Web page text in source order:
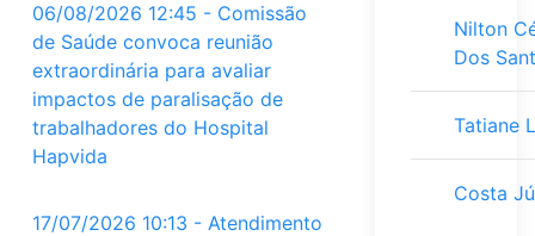
06/08/2026 12:45 - Comissão
de Saúde convoca reunião
extraordinária para avaliar
impactos de paralisação de
trabalhadores do Hospital
Hapvida
17/07/2026 10:13 - Atendimento
Nilton
Dos
Tatiane
Costa